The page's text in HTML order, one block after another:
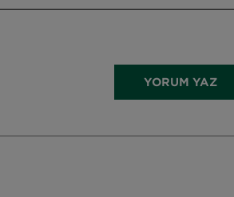
YORUM YAZ